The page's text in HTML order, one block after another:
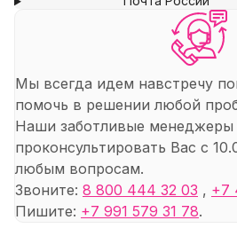
Мы всегда идем навстречу
помочь в решении любой
Наши заботливые менеджеры
проконсультировать Вас с
любым вопросам.
Звоните: 8 800 444 32 03 , +7
Пишите: +7 991 579 31 78.